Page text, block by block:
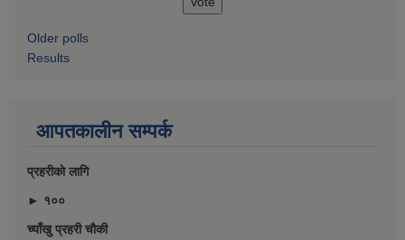
Older polls
Results
आपतकालीन सम्पर्क
प्रहरीकाे लागि
► १००
च्याँखु प्रहरी चाैकी